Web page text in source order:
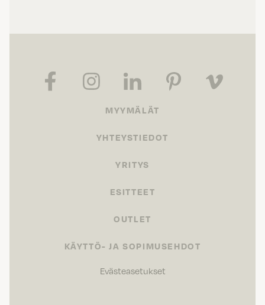
MYYMÄLÄT
YHTEYSTIEDOT
YRITYS
ESITTEET
OUTLET
KÄYTTÖ- JA SOPIMUSEHDOT
Evästeasetukset